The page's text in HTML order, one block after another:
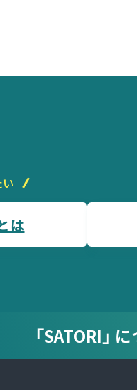
は
「SATORI」